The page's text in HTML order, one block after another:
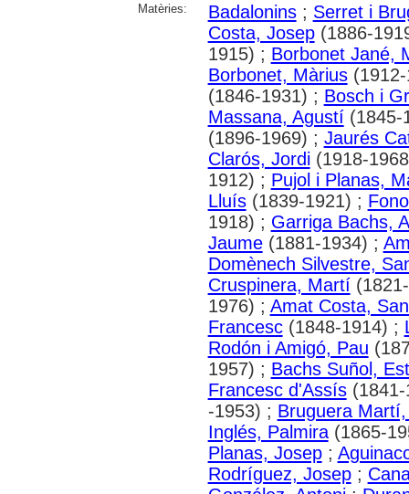
Matèries:
Badalonins; Serret i
Costa, Josep(1886-
1915) ; Borbonet Jané,
Borbonet, Màrius
(1846-1931) ; Bosch i
Massana, Agustí(1845-
(1896-1969) ; Jaurés
Clarós, Jordi(1918-
1912) ; Pujol i Planas,
Lluís(1839-1921) ;
1918) ; Garriga Bachs,
Jaume(1881-1934) ;
Domènech Silvestre,
Cruspinera, Martí
1976) ; Amat Costa,
Francesc(1848-1914) ;
Rodón i Amigó, Pau
1957) ; Bachs Suñol,
Francesc d'Assís
-1953) ; Bruguera
Inglés, Palmira(1865-
Planas, Josep;
Rodríguez, Josep;